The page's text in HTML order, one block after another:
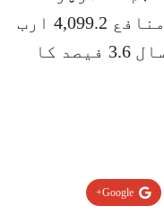
صنعتی اداروں کا مجموعی منافع 4,099.2 ارب
یوآن تک پہنچا جو سال بہ سال 3.6 فیصد کا
Google+